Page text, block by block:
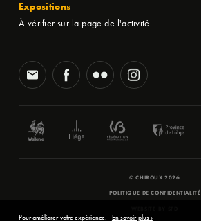
Expositions
À vérifier sur la page de l'activité
© CHIROUX 2026
POLITIQUE DE CONFIDENTIALITÉ
Pour améliorer votre expérience. En savoir plus ›